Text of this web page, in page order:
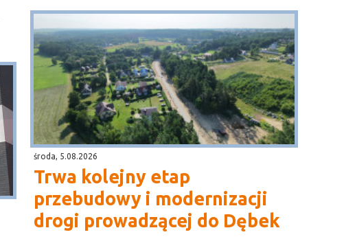
środa, 5.08.2026
Trwa kolejny etap
przebudowy i modernizacji
drogi prowadzącej do Dębek